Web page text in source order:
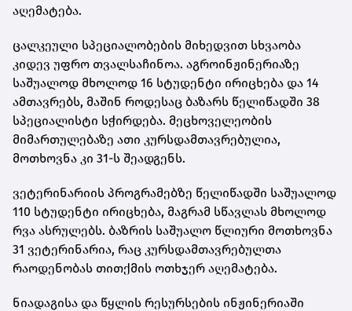
აღემატება.
ცალკეული სპეციალობების მიხედვით სხვაობა
კიდევ უფრო თვალსაჩინოა. აგროინჟინერიაზე
საშუალოდ მხოლოდ 16 სტუდენტი ირიცხება და 14
ამთავრებს, მაშინ როდესაც ბაზარს წელიწადში 38
სპეციალისტი სჭირდება. მეცხოველეობის
მიმართულებაზე ათი კურსდამთავრებულია,
მოთხოვნა კი 31-ს შეადგენს.
ვეტერინარიის პროგრამებზე წელიწადში საშუალოდ
110 სტუდენტი ირიცხება, მაგრამ სწავლას მხოლოდ
რვა ასრულებს. ბაზრის საშუალო წლიური მოთხოვნა
31 ვეტერინარია, რაც კურსდამთავრებულთა
რაოდენობას თითქმის ოთხჯერ აღემატება.
ნიადაგისა და წყლის რესურსების ინჟინერიაში